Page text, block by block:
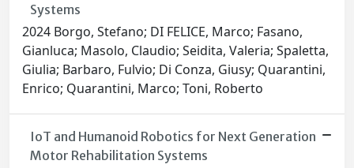
Systems
2024 Borgo, Stefano; DI FELICE, Marco; Fasano,
Gianluca; Masolo, Claudio; Seidita, Valeria; Spaletta,
Giulia; Barbaro, Fulvio; Di Conza, Giusy; Quarantini,
Enrico; Quarantini, Marco; Toni, Roberto
IoT and Humanoid Robotics for Next Generation
Motor Rehabilitation Systems